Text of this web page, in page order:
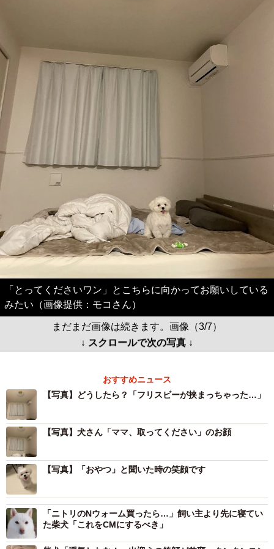
「とってくださいワン」とこちらに向かってお願いしている
みたい（画像提供：モコさん）
まだまだ画像は続きます。画像（3/7）
↓ スクロールで次の写真 ↓
おすすめニュース
【写真】どうしたら？「フリスビーが挟まっちゃった…」
【写真】犬さん「ママ、取ってください」のお顔
【写真】「おやつ」と聞いた時の笑顔です
「ニトリのNウォーム買ったら…」飼い主より先に寝てい
た柴犬「これをCMにするべき」